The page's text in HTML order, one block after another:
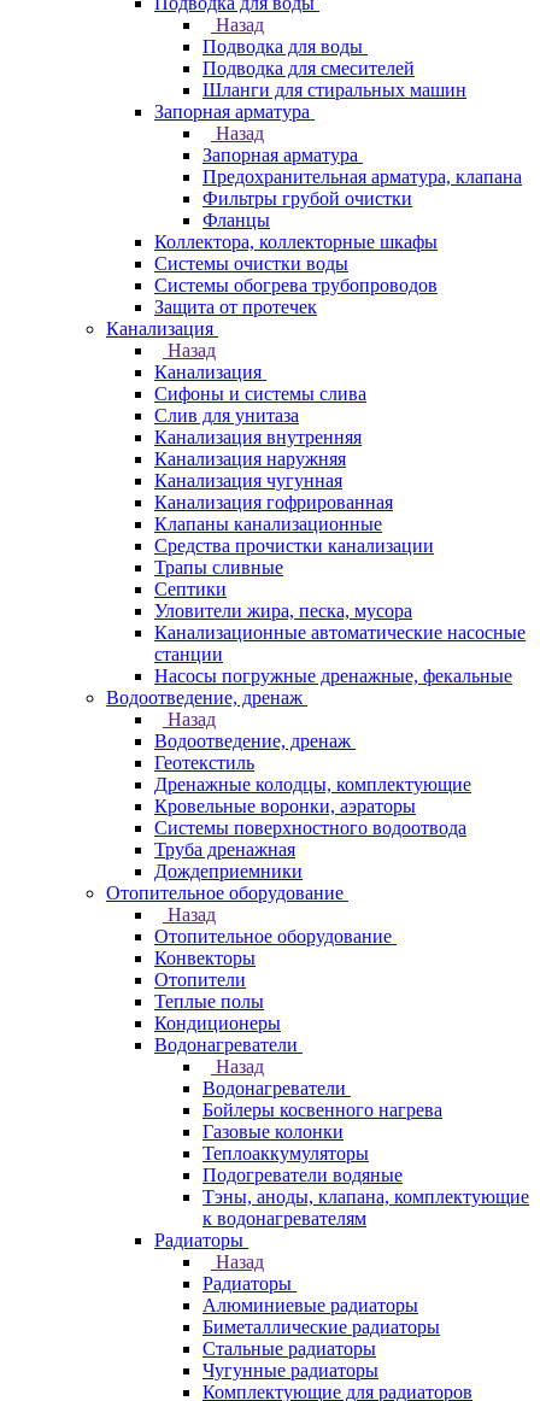
Назад
Подводка для воды
Подводка для смесителей
Шланги для стиральных машин
Запорная арматура
Назад
Запорная арматура
Предохранительная арматура, клапана
Фильтры грубой очистки
Фланцы
Коллектора, коллекторные шкафы
Системы очистки воды
Системы обогрева трубопроводов
Защита от протечек
Канализация
Назад
Канализация
Сифоны и системы слива
Слив для унитаза
Канализация внутренняя
Канализация наружняя
Канализация чугунная
Канализация гофрированная
Клапаны канализационные
Средства прочистки канализации
Трапы сливные
Септики
Уловители жира, песка, мусора
Канализационные автоматические насосные
станции
Насосы погружные дренажные, фекальные
Водоотведение, дренаж
Назад
Водоотведение, дренаж
Геотекстиль
Дренажные колодцы, комплектующие
Кровельные воронки, аэраторы
Системы поверхностного водоотвода
Труба дренажная
Дождеприемники
Отопительное оборудование
Назад
Отопительное оборудование
Конвекторы
Отопители
Теплые полы
Кондиционеры
Водонагреватели
Назад
Водонагреватели
Бойлеры косвенного нагрева
Газовые колонки
Теплоаккумуляторы
Подогреватели водяные
Тэны, аноды, клапана, комплектующие
к водонагревателям
Радиаторы
Назад
Радиаторы
Алюминиевые радиаторы
Биметаллические радиаторы
Стальные радиаторы
Чугунные радиаторы
Комплектующие для радиаторов